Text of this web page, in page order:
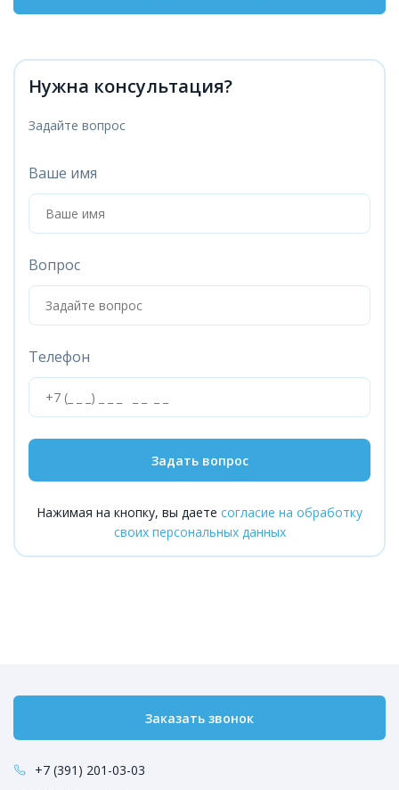
Нужна консультация?
Задайте вопрос
Ваше имя
Вопрос
Телефон
Задать вопрос
Нажимая на кнопку, вы даете согласие на обработку
своих персональных данных
Заказать звонок
+7 (391) 201-03-03